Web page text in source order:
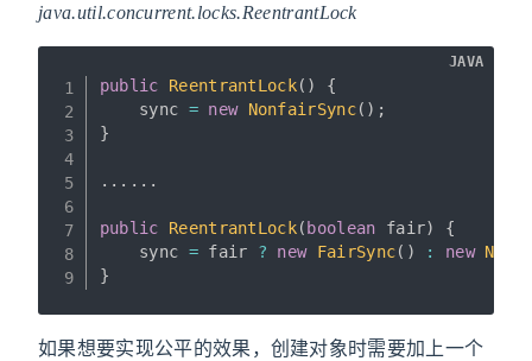
java.util.concurrent.locks.ReentrantLock
public ReentrantLock( )
{
    sync
= new NonfairSync( ) ;
}
. . . . . .
public ReentrantLock( boolean fair)
{
    sync
= fair ? new FairSync( ) : new
}
JAVA
如果想要实现公平的效果，创建对象时需要加上一个